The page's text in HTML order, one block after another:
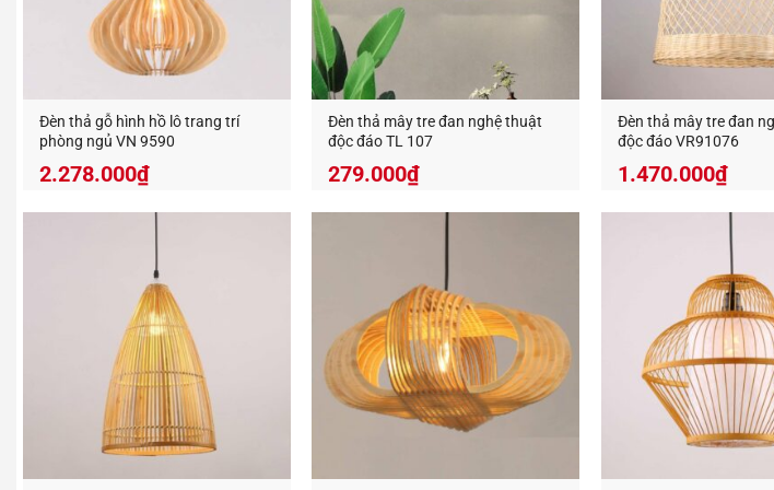
Xem thêm các sản phẩm đèn gỗ trang trí tại
Một số lưu
Việc tuân thủ những lưu ý dưới đây sẽ giúp
nguyên bản của chúng:
Treo trực tiếp dưới ánh nắng chói chang
Không tiếp xúc với mưa, hay nơi có nhiều
Tránh sử dụng ở những khu vực có lửa,
Sử dụng bóng đèn ánh sáng vàng để làm
Để ngăn ngừa nấm mốc và sự tấn công
Đèn thả gỗ hình hồ lô trang trí
phòng ngủ VN 9590
2.278.000₫
Đèn thả mây tre đan nghệ thuật
độc đáo TL 107
279.000₫
Đèn thả mây tre đan
độc đáo VR91076
1.470.000₫